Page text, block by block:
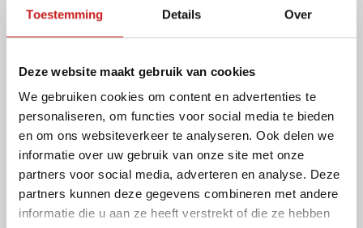
Toestemming Details Over
Deze website maakt gebruik van cookies
We gebruiken cookies om content en advertenties te
personaliseren, om functies voor social media te bieden
en om ons websiteverkeer te analyseren. Ook delen we
informatie over uw gebruik van onze site met onze
partners voor social media, adverteren en analyse. Deze
partners kunnen deze gegevens combineren met andere
informatie die u aan ze heeft verstrekt of die ze hebben
Deel dit project